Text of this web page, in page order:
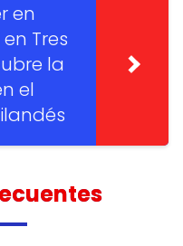
en
Tres
la
el